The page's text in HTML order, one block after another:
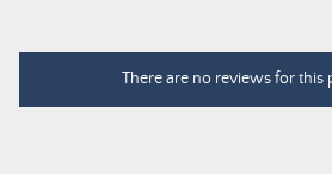
There are no reviews for this